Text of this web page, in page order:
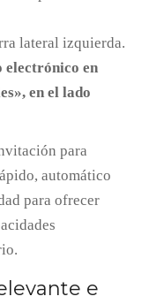
lateral izquierda.
en
en el lado
para
automático
para ofrecer
e